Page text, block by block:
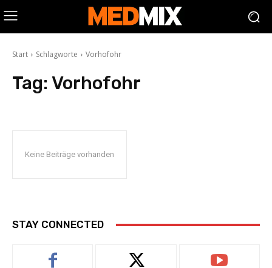
Start Schlagworte Vorhofohr
Tag: Vorhofohr
Keine Beiträge vorhanden
STAY CONNECTED